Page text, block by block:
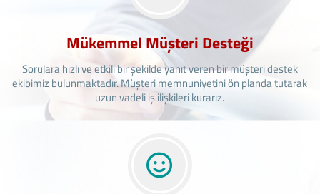
Mükemmel Müşteri Desteği
Sorulara hızlı ve etkili bir şekilde yanıt veren bir müşteri destek
ekibimiz bulunmaktadır. Müşteri memnuniyetini ön planda tutarak
uzun vadeli iş ilişkileri kurarız.